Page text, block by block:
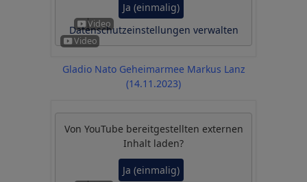
Ja (einmalig)
Datenschutzeinstellungen verwalten
Gladio Nato Geheimarmee Markus Lanz
(14.11.2023)
Von YouTube bereitgestellten externen
Inhalt laden?
Ja (einmalig)